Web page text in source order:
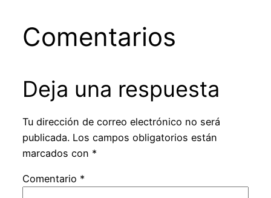
Comentarios
Deja una respuesta
Tu dirección de correo electrónico no será
publicada. Los campos obligatorios están
marcados con *
Comentario *